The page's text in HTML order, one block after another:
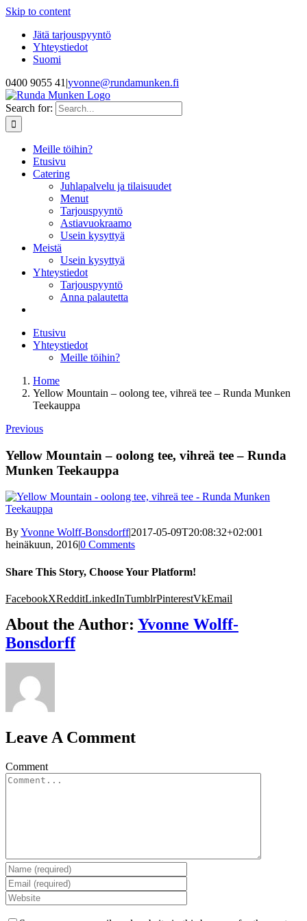
Skip to content
Jätä tarjouspyyntö
Yhteystiedot
Suomi
0400 9055 41 |yvonne@rundamunken.fi
Search for:
Meille töihin?
Etusivu
Catering
Juhlapalvelu ja tilaisuudet
Menut
Tarjouspyyntö
Astiavuokraamo
Usein kysyttyä
Meistä
Usein kysyttyä
Yhteystiedot
Tarjouspyyntö
Anna palautetta
Etusivu
Yhteystiedot
Meille töihin?
Home
Yellow Mountain – oolong tee, vihreä tee – Runda Munken
Teekauppa
Previous
Yellow Mountain – oolong tee, vihreä tee – Runda
Munken Teekauppa
ByYvonne Wolff-Bonsdorff|2017-05-09T20:08:32+02:001
heinäkuun, 2016|0 Comments
Share This Story, Choose Your Platform!
FacebookXRedditLinkedInTumblrPinterestVkEmail
About the Author: Yvonne Wolff-
Bonsdorff
Leave A Comment
Comment